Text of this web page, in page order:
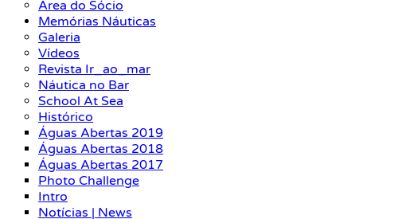
Área do Sócio
Memórias Náuticas
Galeria
Vídeos
Revista Ir_ao_mar
Náutica no Bar
School At Sea
Histórico
Águas Abertas 2019
Águas Abertas 2018
Águas Abertas 2017
Photo Challenge
Intro
Notícias | News